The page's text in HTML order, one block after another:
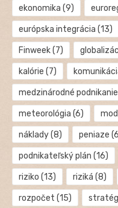
ekonomika (9)
európska integrácia (13)
Finweek(7)
kalórie (7)
medzinárodné podnikanie
meteorológia (6)
náklady(8) peniaze
podnikateľský plán (16)
riziko (13) riziká (8)
rozpočet (15)